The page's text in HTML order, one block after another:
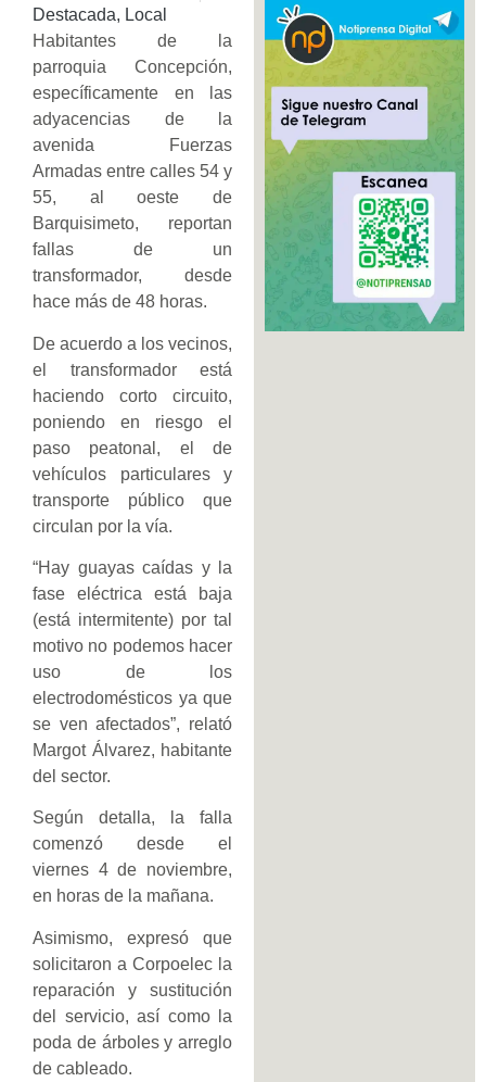
Destacada, Local
Habitantes de la
parroquia Concepción,
específicamente en las
adyacencias de la
avenida Fuerzas
Armadas entre calles 54 y
55, al oeste de
Barquisimeto, reportan
fallas de un
transformador, desde
hace más de 48 horas.
De acuerdo a los vecinos,
el transformador está
haciendo corto circuito,
poniendo en riesgo el
paso peatonal, el de
vehículos particulares y
transporte público que
circulan por la vía.
“Hay guayas caídas y la
fase eléctrica está baja
(está intermitente) por tal
motivo no podemos hacer
uso de los
electrodomésticos ya que
se ven afectados”, relató
Margot Álvarez, habitante
del sector.
Según detalla, la falla
comenzó desde el
viernes 4 de noviembre,
en horas de la mañana.
Asimismo, expresó que
solicitaron a Corpoelec la
reparación y sustitución
del servicio, así como la
poda de árboles y arreglo
de cableado.